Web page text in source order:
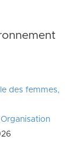
des femmes,
Organisation